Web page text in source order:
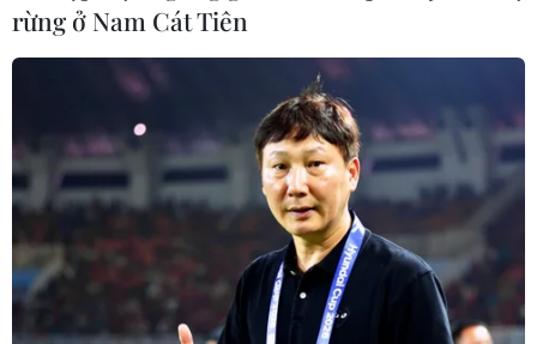
rừng ở Nam Cát Tiên